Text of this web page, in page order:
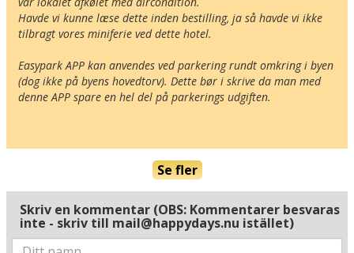
Havde vi kunne læse dette inden bestilling, ja så havde vi ikke
tilbragt vores miniferie ved dette hotel.
Easypark APP kan anvendes ved parkering rundt omkring i byen
(dog ikke på byens hovedtorv). Dette bør i skrive da man med
denne APP spare en hel del på parkerings udgiften.
Se fler
Skriv en kommentar (OBS: Kommentarer besvaras
inte - skriv till mail@happydays.nu istället)